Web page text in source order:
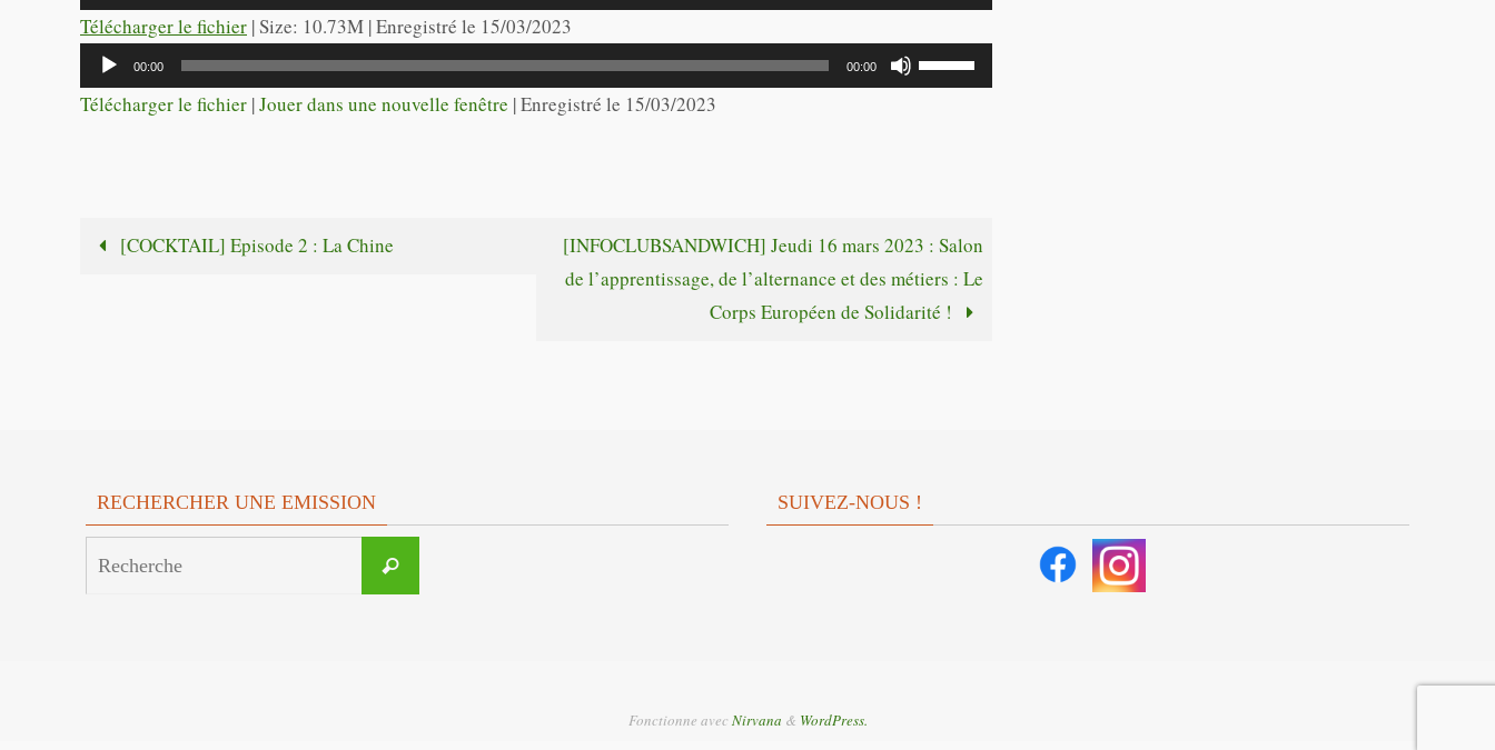
audio
les
flèches
le
volume.
Télécharger le fichier | Size: 10.73M | Enregistré le 15/03/2023
Lecteur
audio
00:00 00:00
Utilisez
les
ou
diminuer
le
Télécharger le fichier |Jouer dans une nouvelle fenêtre |Enregistré le 15/03/2023
[COCKTAIL] Episode 2 : La Chine
[INFOCLUBSANDWICH] Jeudi 16 mars 2023 : Salon
de l’apprentissage, de l’alternance et des métiers : Le
Corps Européen de Solidarité !
RECHERCHER UNE EMISSION
Recherche
SUIVEZ-NOUS !
Fonctionne avec Nirvana & WordPress.